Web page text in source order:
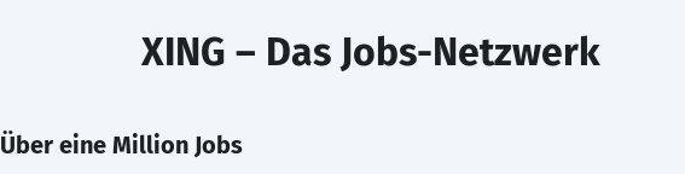
XING – Das Jobs-Netzwerk
Über eine Million Jobs